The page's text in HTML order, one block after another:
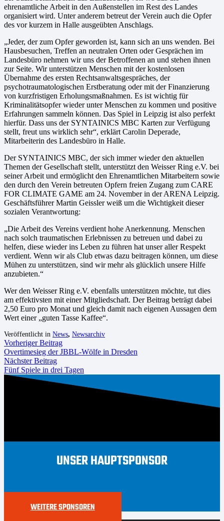
ehrenamtliche Arbeit in den Außenstellen im Rest des Landes
organisiert wird. Unter anderem betreut der Verein auch die Opfer
des vor kurzem in Halle ausgeübten Anschlags.
„Jeder, der zum Opfer geworden ist, kann sich an uns wenden. Bei
Hausbesuchen, Treffen an neutralen Orten oder Gesprächen im
Landesbüro nehmen wir uns der Betroffenen an und stehen ihnen
zur Seite. Wir unterstützen Menschen mit der kostenlosen
Übernahme des ersten Rechtsanwaltsgespräches, der
psychotraumatologischen Erstberatung oder mit der Finanzierung
von kurzfristigen Erholungsmaßnahmen. Es ist wichtig für
Kriminalitätsopfer wieder unter Menschen zu kommen und positive
Erfahrungen sammeln können. Das Spiel in Leipzig ist also perfekt
hierfür. Dass uns der SYNTAINICS MBC Karten zur Verfügung
stellt, freut uns wirklich sehr“, erklärt Carolin Deperade,
Mitarbeiterin des Landesbüro in Halle.
Der SYNTAINICS MBC, der sich immer wieder den aktuellen
Themen der Gesellschaft stellt, unterstützt den Weisser Ring e.V. bei
seiner Arbeit und ermöglicht den Ehrenamtlichen Mitarbeitern sowie
den durch den Verein betreuten Opfern freien Zugang zum CARE
FOR CLIMATE GAME am 24. November in der ARENA Leipzig.
Geschäftsführer Martin Geissler weiß um die Wichtigkeit dieser
sozialen Verantwortung:
„Die Arbeit des Vereins verdient hohe Anerkennung. Menschen
nach solch traumatischen Erlebnissen zu betreuen und dabei zu
helfen, diese wieder ins Leben zu führen hat unser aller Respekt
verdient. Wenn wir als Club etwas dazu beitragen können, um diese
Mühen zu unterstützen, sind wir mehr als glücklich unsere Hilfe
anzubieten.“
Wer den Weisser Ring e.V. ebenfalls unterstützen möchte, tut dies
am effektivsten mit einer Mitgliedschaft. Der Beitrag beträgt dabei
2,50 Euro pro Monat und gleich damit nach eigenen Aussagen dem
Wert einer „guten Tasse Kaffee“.
Veröffentlicht in News, Newsarchiv
Vorheriger Beitrag
Overtimesieg der JBBL-Wölfe in Dresden
Nächster Beitrag
Fünf Spiele in drei Tagen
UNSER HAUPTSPONSOR
WEITERE SPONSOREN